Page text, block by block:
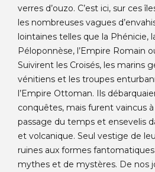
verres d’ouzo. C’est ici, sur ces
les nombreuses vagues
lointaines telles que la Phénicie,
Péloponnèse, l’Empire Romain
Suivirent les Croisés, les marins
vénitiens et les troupes
l’Empire Ottoman. Ils
conquêtes, mais furent vaincus
passage du temps et ensevelis
et volcanique. Seul vestige de
ruines aux formes
mythes et de mystères. De nos